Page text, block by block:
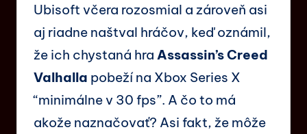
Ubisoft včera rozosmial a zároveň asi
aj riadne naštval hráčov, keď oznámil,
že ich chystaná hra Assassin’s Creed
Valhalla pobeží na Xbox Series X
“minimálne v 30 fps”. A čo to má
akože naznačovať? Asi fakt, že môže